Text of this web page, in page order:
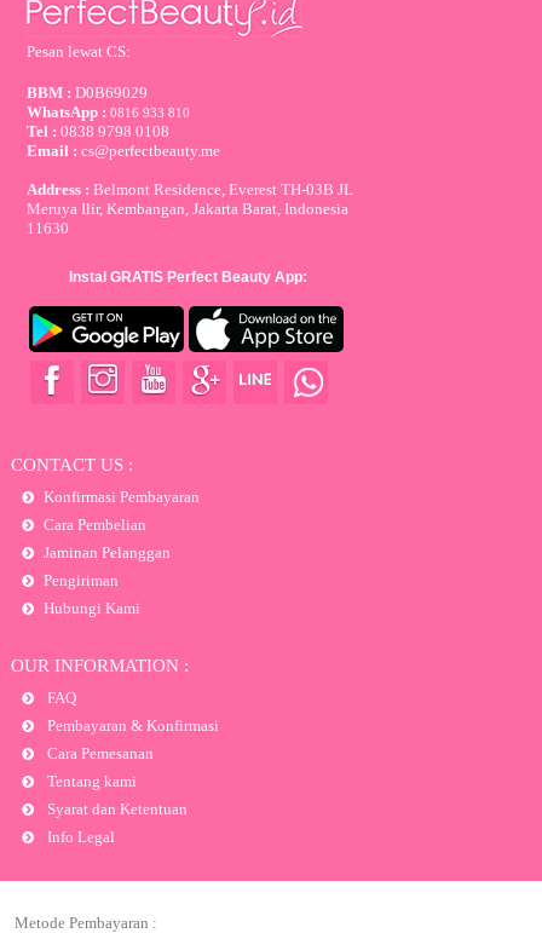
Pesan lewat CS:
BBM : D0B69029
WhatsApp :0816 933 810
Tel :0838 9798 0108
Email :cs@perfectbeauty.me
Address : Belmont Residence, Everest TH-03B JL
Meruya Ilir, Kembangan, Jakarta Barat, Indonesia
11630
Instal GRATIS Perfect Beauty App:
CONTACT US :
Konfirmasi Pembayaran
Cara Pembelian
Jaminan Pelanggan
Pengiriman
Hubungi Kami
OUR INFORMATION :
FAQ
Pembayaran & Konfirmasi
Cara Pemesanan
Tentang kami
Syarat dan Ketentuan
Info Legal
Metode Pembayaran :